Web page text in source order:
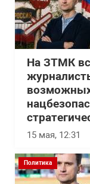
На ЗТМК
15 мая, 12:31
Политика